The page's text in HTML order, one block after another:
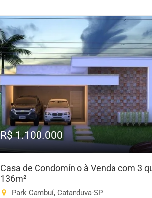
R$ 1.100.000
Casa de Condomínio à Venda com 3
136m²
Park Cambuí, Catanduva-SP